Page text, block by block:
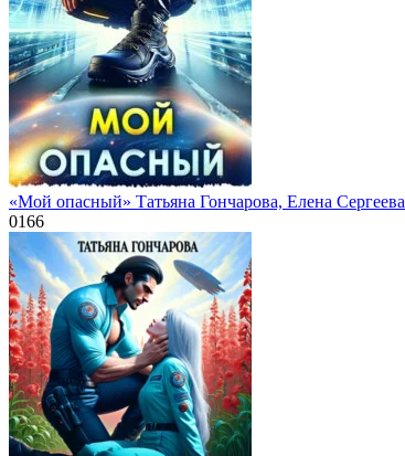
«Мой опасный» Татьяна Гончарова, Елена Сергеева
0166